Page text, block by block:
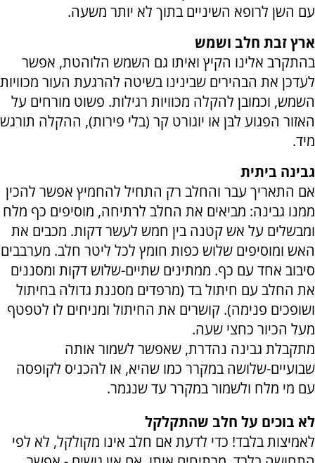
עם השן לרופא השיניים בתוך לא יותר משעה.
ארץ זבת חלב ושמש
בהתקרב אלינו הקיץ ואיתו גם השמש הלוהטת, אפשר
לעדכן את הבהירים שבינינו בשיטה להרגעת העור מכוויות
השמש, וכמובן להקלה מכוויות רגילות. פשוט מורחים על
האזור הפגוע לבּן או יוגורט קר (בלי פירות), ההקלה תורגש
מיד.
גבינה ביתית
אם התאריך עבר והחלב רק התחיל להחמיץ אפשר להכין
ממנו גבינה: מביאים את החלב לרתיחה, מוסיפים כף מלח
ומבשלים על אש קטנה בין חמש לעשר דקות. מכבים את
האש ומוסיפים שלוש כפות חומץ לכל ליטר חלב. מערבבים
סיבוב אחד עם כף. ממתינים שתיים-שלוש דקות ומסננים
את החלב עם חיתול בד (מרפדים מסננת גדולה בחיתול
ושופכים פנימה). קושרים את החיתול ומניחים לו לטפטף
מעל הכיור כחצי שעה.
מתקבלת גבינה נהדרת, שאפשר לשמור אותה
שבועיים-שלושה במקרר כמו שהיא, או להכניס לקופסה
עם מי מלח ולשמור במקרר עד שנגמר.
לא בוכים על חלב שהתקלקל
לאמיצות בלבד! כדי לדעת אם חלב אינו מקולקל, לא לפי